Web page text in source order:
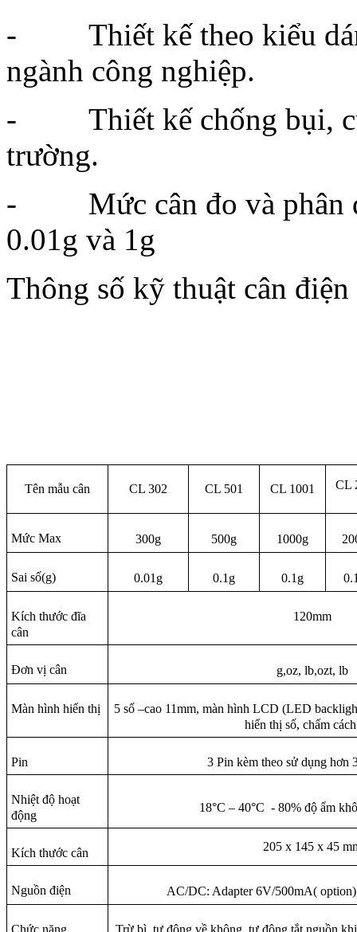
- Thiết kế theo kiểu
ngành công nghiệp.
- Thiết kế chống bụi,
trường.
- Mức cân đo và phân
0.01g và 1g
Thông số kỹ thuật cân
Tên mẫu cân CL 302 CL 501 CL 1001 CL
Mức Max 300g 500g 1000g
Sai số(g) 0.01g 0.1g 0.1g
Kích thước đĩa
cân
120mm
Đơn vị cân g,oz, lb,ozt, lb
Màn hình hiển thị
5 số –cao 11mm, màn hình LCD (LED
hiển thị số, chấm
Pin 3 Pin kèm theo sử dụng hơn
Nhiệt độ hoạt
động
18°C – 40°C - 80% độ ẩm
Kích thước cân 205 x 145 x 45
Nguồn điện AC/DC: Adapter 6V/500mA(